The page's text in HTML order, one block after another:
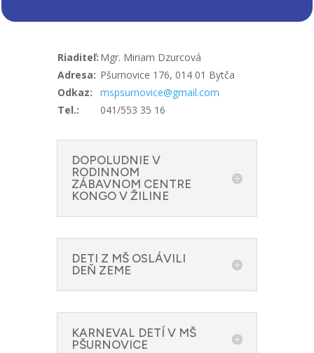
Riaditeľ: Mgr. Miriam Dzurcová
Adresa: Pšurnovice 176, 014 01 Bytča
Odkaz:
mspsurnovice@gmail.com
Tel.:
041/553 35 16
DOPOLUDNIE V
RODINNOM
ZÁBAVNOM CENTRE
KONGO V ŽILINE
DETI Z MŠ OSLÁVILI
DEŇ ZEME
KARNEVAL DETÍ V MŠ
PŠURNOVICE